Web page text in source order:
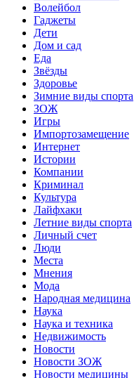
Волейбол
Гаджеты
Дети
Дом и сад
Еда
Звёзды
Здоровье
Зимние виды спорта
ЗОЖ
Игры
Импортозамещение
Интернет
Истории
Компании
Криминал
Культура
Лайфхаки
Летние виды спорта
Личный счет
Люди
Места
Мнения
Мода
Народная медицина
Наука
Наука и техника
Недвижимость
Новости
Новости ЗОЖ
Новости медицины